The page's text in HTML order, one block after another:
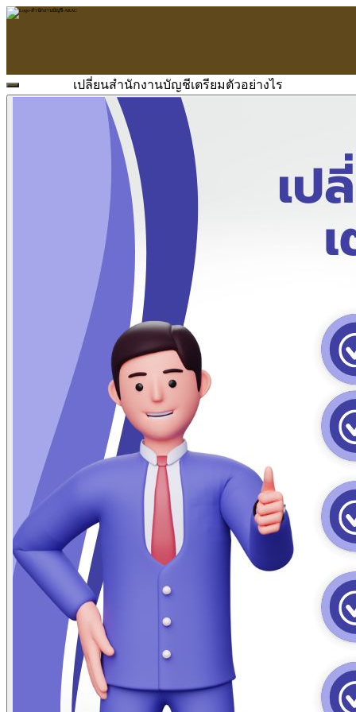
ข้อมูลบริษัท
บริการด้านใบอนุญาต
รับจัดทำบัญชี
ตรวจสอบบัญชี
บริการวางระบบบัญชี
ที่ปรึกษาวางแผนภาษีอากร
จัดทำเงินเดือน
จดทะเบียนธุรกิจ
บริการ E-Filing
ข่าวสารบัญชี
ข่าวภาษี
ข่าวบัญชี
ข่าวธุรกิจ
ข่าวสัมมนา
ข่าวไอที
ติดต่อเรา
เปลี่ยนสำนักงานบัญชีเตรียมตัวอย่างไร